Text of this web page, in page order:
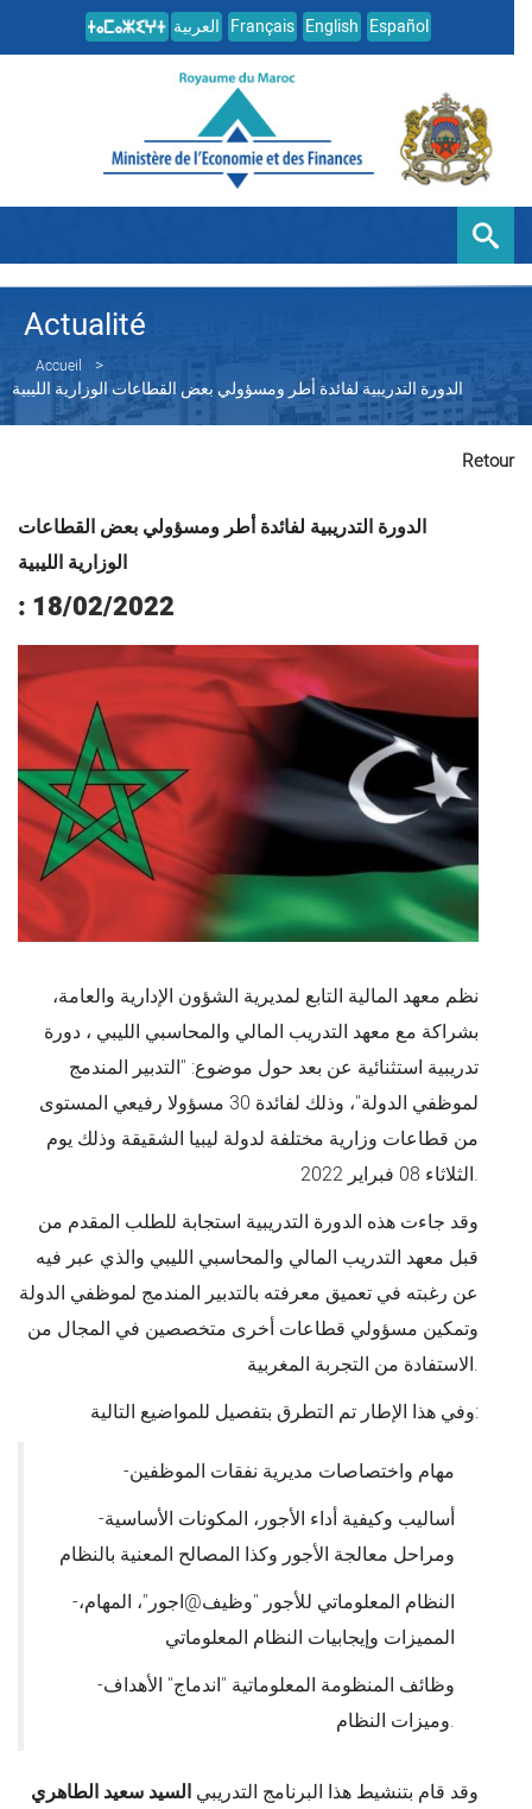
العربية Français English Español
Actualité
Accueil
الدورة التدريبية لفائدة أطر ومسؤولي بعض القطاعات الوزارية الليبية
Retour
الدورة التدريبية لفائدة أطر ومسؤولي بعض القطاعات
الوزارية الليبية
: 18/02/2022
نظم معهد المالية التابع لمديرية الشؤون الإدارية والعامة،
بشراكة مع معهد التدريب المالي والمحاسبي الليبي ، دورة
تدريبية استثنائية عن بعد حول موضوع: "التدبير المندمج
لموظفي الدولة"، وذلك لفائدة 30 مسؤولا رفيعي المستوى
من قطاعات وزارية مختلفة لدولة ليبيا الشقيقة وذلك يوم
الثلاثاء 08 فبراير 2022.
وقد جاءت هذه الدورة التدريبية استجابة للطلب المقدم من
قبل معهد التدريب المالي والمحاسبي الليبي والذي عبر فيه
عن رغبته في تعميق معرفته بالتدبير المندمج لموظفي الدولة
وتمكين مسؤولي قطاعات أخرى متخصصين في المجال من
الاستفادة من التجربة المغربية.
وفي هذا الإطار تم التطرق بتفصيل للمواضيع التالية:
-مهام واختصاصات مديرية نفقات الموظفين
-أساليب وكيفية أداء الأجور، المكونات الأساسية
ومراحل معالجة الأجور وكذا المصالح المعنية بالنظام
-النظام المعلوماتي للأجور "وظيف@اجور"، المهام،
المميزات وإيجابيات النظام المعلوماتي
-وظائف المنظومة المعلوماتية "اندماج" الأهداف
وميزات النظام.
وقد قام بتنشيط هذا البرنامج التدريبي السيد سعيد الطاهري